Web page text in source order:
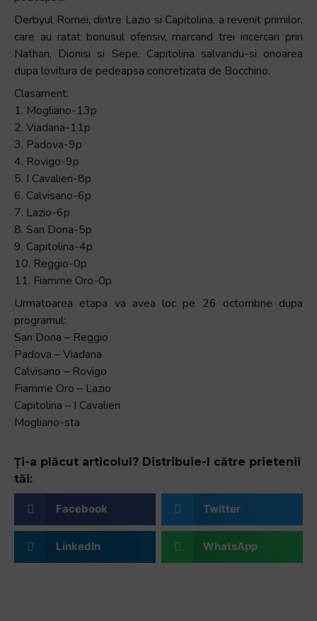
Derbyul Romei, dintre Lazio si Capitolina, a revenit primilor,
care au ratat bonusul ofensiv, marcand trei incercari prin
Nathan, Dionisi si Sepe, Capitolina salvandu-si onoarea
dupa lovitura de pedeapsa concretizata de Bocchino.
Clasament:
1. Mogliano-13p
2. Viadana-11p
3. Padova-9p
4. Rovigo-9p
5. I Cavalieri-8p
6. Calvisano-6p
7. Lazio-6p
8. San Dona-5p
9. Capitolina-4p
10. Reggio-0p
11. Fiamme Oro-0p
Urmatoarea etapa va avea loc pe 26 octombrie dupa
programul:
San Dona – Reggio
Padova – Viadana
Calvisano – Rovigo
Fiamme Oro – Lazio
Capitolina – I Cavalieri
Mogliano-sta
Ți-a plăcut articolul? Distribuie-l către prietenii
tăi:
Facebook Twitter
LinkedIn WhatsApp